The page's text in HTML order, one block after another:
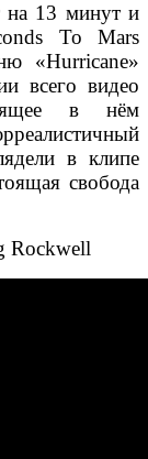
на 13 минут и
To Mars
«Hurricane»
всего видео
в нём
в клипе
свобода
Rockwell